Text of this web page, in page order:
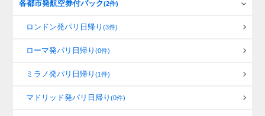
各都市発航空券付パック(2件)
ロンドン発パリ日帰り(3件)
ローマ発パリ日帰り(0件)
ミラノ発パリ日帰り(1件)
マドリッド発パリ日帰り(0件)